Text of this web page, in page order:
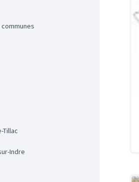
communes
Tillac
Indre